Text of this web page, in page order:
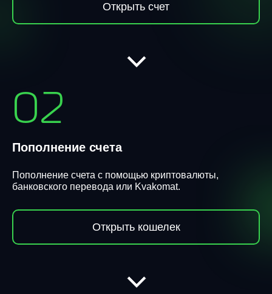
Открыть счет
02
Пополнение счета
Пополнение счета с помощью криптовалюты,
банковского перевода или Kvakomat.
Открыть кошелек